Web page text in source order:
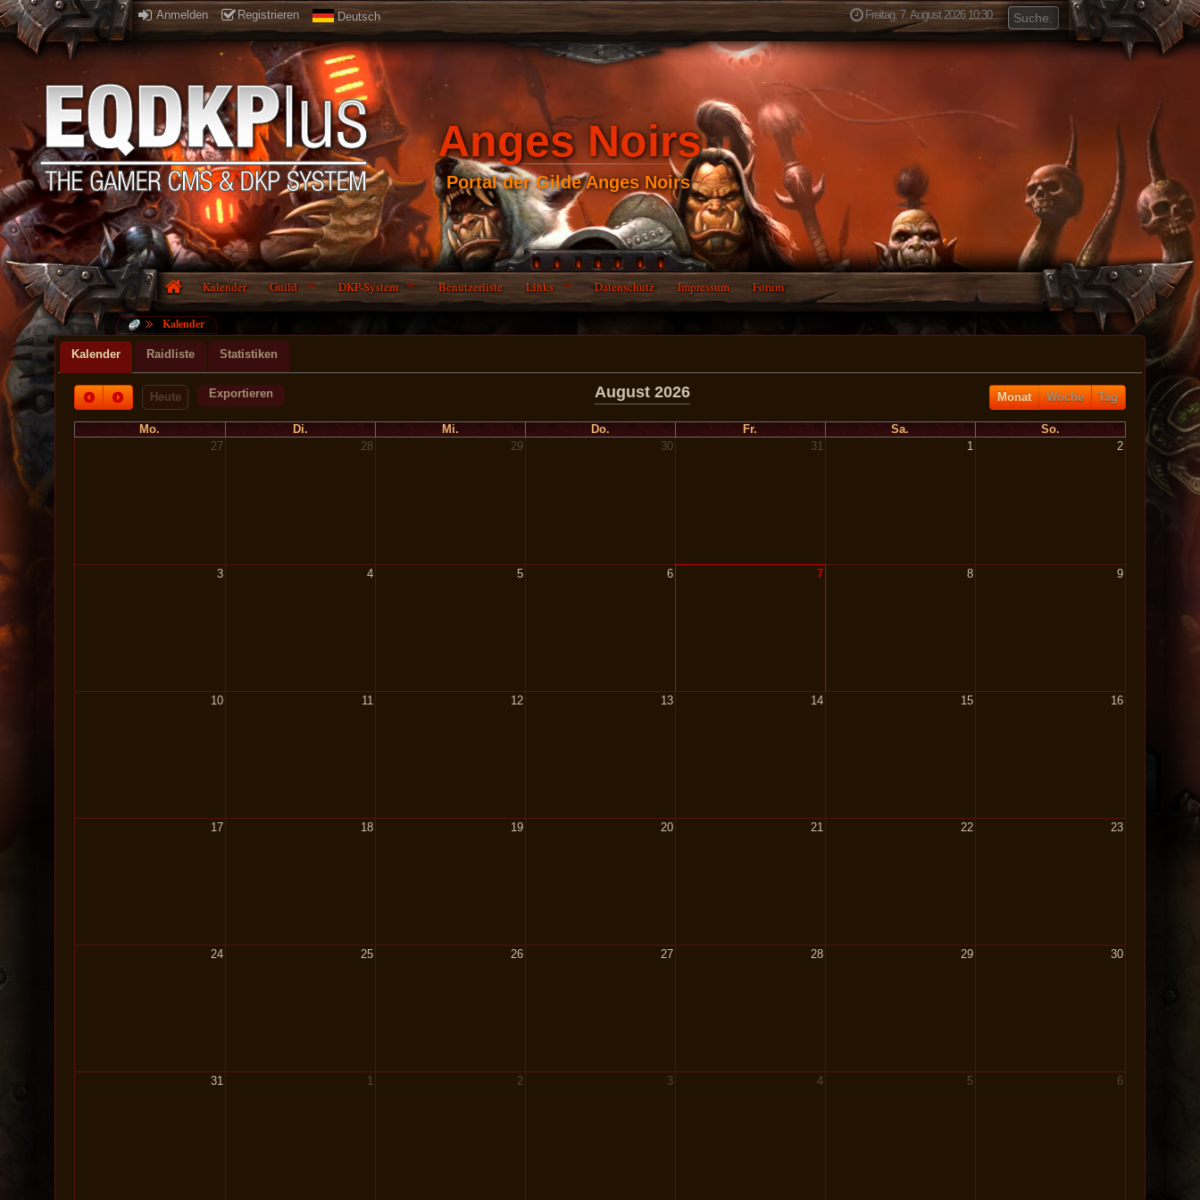
Anmelden Registrieren Deutsch Freitag, 7. August 2026 10:30
Anges Noirs
Portal der Gilde Anges Noirs
Kalender Guild DKP-System Benutzerliste Links Datenschutz Impressum Forum
Kalender
Kalender Raidliste Statistiken
Heute Exportieren Monat Woche Tag
August 2026
Mo. Di. Mi. Do. Fr. Sa.
So.
27
28 29 30 31 1 2
3 4 5 6 7 8 9
10 11 12 13 14 15 16
17 18 19 20 21 22 23
24 25 26 27 28 29 30
31 1 2 3 4 5 6